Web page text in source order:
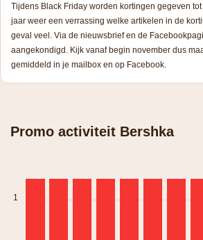
Tijdens Black Friday worden kortingen gegeven
jaar weer een verrassing welke artikelen in de
geval veel. Via de nieuwsbrief en de
aangekondigd. Kijk vanaf begin november dus
gemiddeld in je mailbox en op Facebook.
Promo activiteit Bershka
1